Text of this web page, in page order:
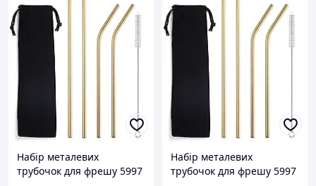
Набір металевих
трубочок для фрешу 5997
Набір металевих
трубочок для фрешу 5997